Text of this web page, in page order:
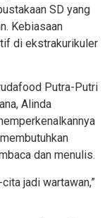
SD yang
Kebiasaan
di ekstrakurikuler
Putra-Putri
Alinda
dan menulis.
jadi wartawan,”